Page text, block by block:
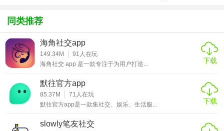
【遇见她APP技巧】
1. 完善资料：详细而真实的个人资料能吸引更多关注，记得
上传高质量的生活照。
请，增加互动机会。
3. 参与活动：积极参加APP内举办的各种线上线下活动，是
同类推荐
海角社交app
149.34M 91 人在玩
海角社交 app 是一款专注于为用户打造...
下载
默往官方app
85.37M 71 人在玩
默往官方app是一款集社交、娱乐、生活服...
下载
slowly笔友社交